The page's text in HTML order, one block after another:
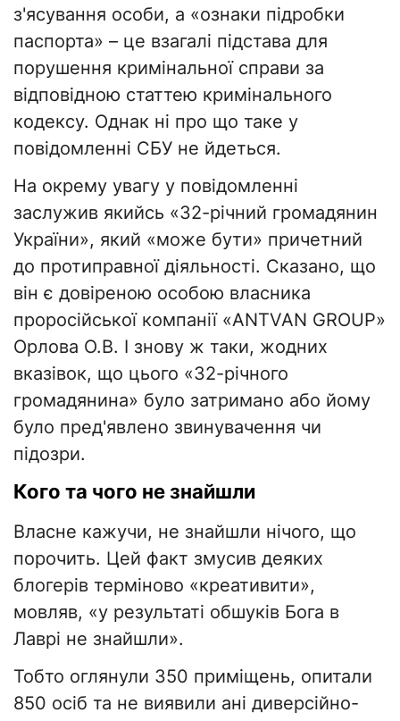
з'ясування особи, а «ознаки підробки
паспорта» – це взагалі підстава для
порушення кримінальної справи за
відповідною статтею кримінального
кодексу. Однак ні про що таке у
повідомленні СБУ не йдеться.
На окрему увагу у повідомленні
заслужив якийсь «32-річний громадянин
України», який «може бути» причетний
до протиправної діяльності. Сказано, що
він є довіреною особою власника
проросійської компанії «ANTVAN GROUP»
Орлова О.В. І знову ж таки, жодних
вказівок, що цього «32-річного
громадянина» було затримано або йому
було пред'явлено звинувачення чи
підозри.
Кого та чого не знайшли
Власне кажучи, не знайшли нічого, що
порочить. Цей факт змусив деяких
блогерів терміново «креативити»,
мовляв, «у результаті обшуків Бога в
Лаврі не знайшли».
Тобто оглянули 350 приміщень, опитали
850 осіб та не виявили ані диверсійно-